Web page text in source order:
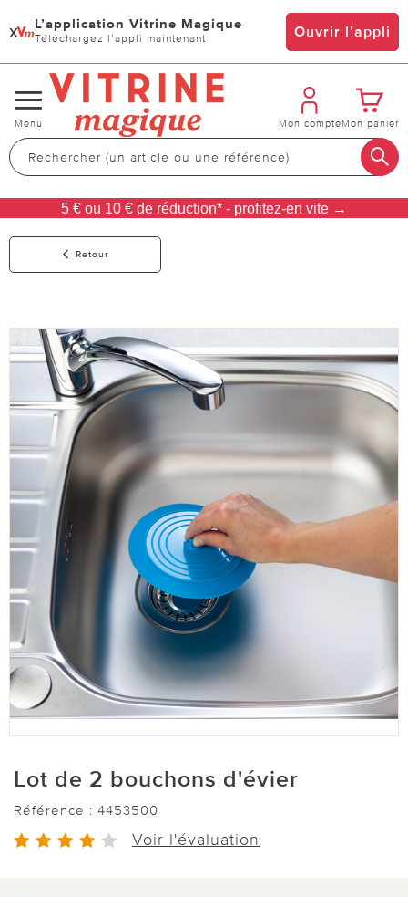
x L’application Vitrine Magique
Téléchargez l’appli maintenant Ouvrir l’appli
Changer
de
navigation
Menu Mon compteMon panier
5 € ou 10 € de réduction* - profitez-en vite →
Retour
Lot de 2 bouchons d'évier
Référence : 4453500
Voir l'évaluation